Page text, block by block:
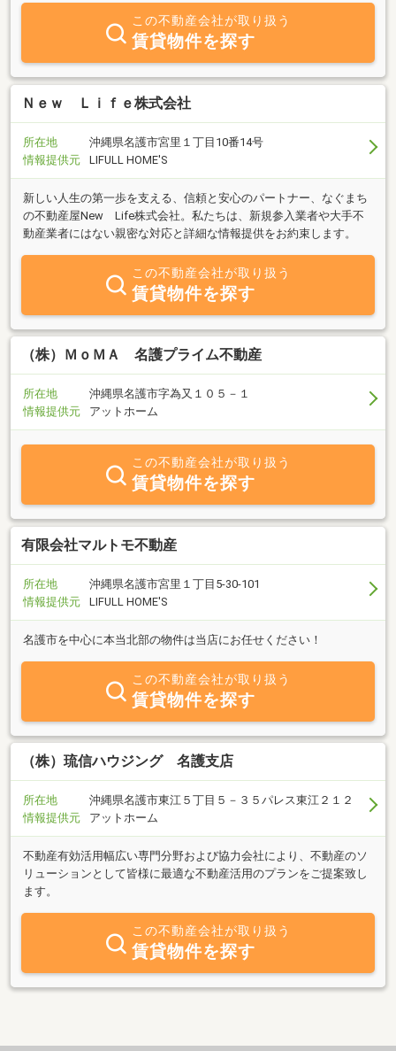
応可能です！ 学生様、新婚様、ご転勤の法人様、ペット可物件など
お客様の様々なニーズにお応え致します。 親切、丁寧をモットーに
納得のいくお部屋をお探しします！！
この不動産会社が取り扱う
賃貸物件を探す
Ｎｅｗ Ｌｉｆｅ株式会社
所在地
沖縄県名護市宮里１丁目10番14号
情報提供元
LIFULL HOME'S
新しい人生の第一歩を支える、信頼と安心のパートナー、なぐまち
の不動産屋New Life株式会社。私たちは、新規参入業者や大手不
動産業者にはない親密な対応と詳細な情報提供をお約束します。
この不動産会社が取り扱う
賃貸物件を探す
（株）ＭｏＭＡ 名護プライム不動産
所在地
沖縄県名護市字為又１０５－１
情報提供元
アットホーム
この不動産会社が取り扱う
賃貸物件を探す
有限会社マルトモ不動産
所在地
沖縄県名護市宮里１丁目5‐30‐101
情報提供元
LIFULL HOME'S
名護市を中心に本当北部の物件は当店にお任せください！
この不動産会社が取り扱う
賃貸物件を探す
（株）琉信ハウジング 名護支店
所在地
沖縄県名護市東江５丁目５－３５パレス東江２１２
情報提供元
アットホーム
不動産有効活用幅広い専門分野および協力会社により、不動産のソ
リューションとして皆様に最適な不動産活用のプランをご提案致し
ます。
この不動産会社が取り扱う
賃貸物件を探す